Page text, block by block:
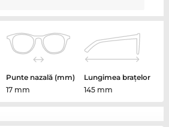
Punte nazală (mm)
17 mm
Lungimea brațelor
145 mm